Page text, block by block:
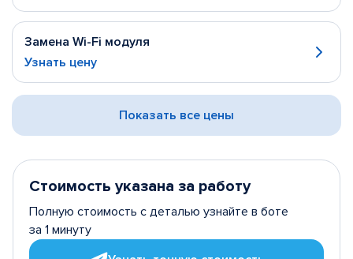
Замена Wi-Fi модуля
Узнать цену
Показать все цены
Стоимость указана за работу
Полную стоимость с деталью узнайте в боте
за 1 минуту